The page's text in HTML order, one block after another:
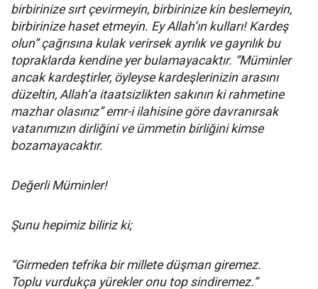
birbirinize sırt çevirmeyin, birbirinize kin beslemeyin,
birbirinize haset etmeyin. Ey Allah’ın kulları! Kardeş
olun” çağrısına kulak verirsek ayrılık ve gayrılık bu
topraklarda kendine yer bulamayacaktır. “Müminler
ancak kardeştirler, öyleyse kardeşlerinizin arasını
düzeltin, Allah’a itaatsizlikten sakının ki rahmetine
mazhar olasınız” emr-i ilahisine göre davranırsak
vatanımızın dirliğini ve ümmetin birliğini kimse
bozamayacaktır.
Değerli Müminler!
Şunu hepimiz biliriz ki;
“Girmeden tefrika bir millete düşman giremez.
Toplu vurdukça yürekler onu top sindiremez.”